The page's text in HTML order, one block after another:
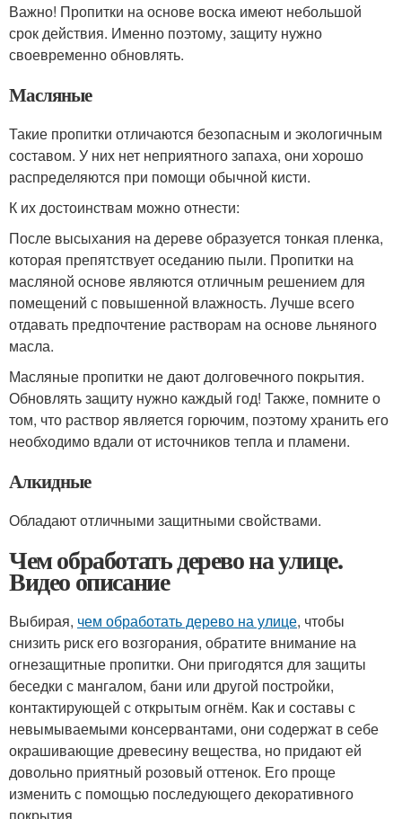
Важно! Пропитки на основе воска имеют небольшой
срок действия. Именно поэтому, защиту нужно
своевременно обновлять.
Масляные
Такие пропитки отличаются безопасным и экологичным
составом. У них нет неприятного запаха, они хорошо
распределяются при помощи обычной кисти.
К их достоинствам можно отнести:
После высыхания на дереве образуется тонкая пленка,
которая препятствует оседанию пыли. Пропитки на
масляной основе являются отличным решением для
помещений с повышенной влажность. Лучше всего
отдавать предпочтение растворам на основе льняного
масла.
Масляные пропитки не дают долговечного покрытия.
Обновлять защиту нужно каждый год! Также, помните о
том, что раствор является горючим, поэтому хранить его
необходимо вдали от источников тепла и пламени.
Алкидные
Обладают отличными защитными свойствами.
Чем обработать дерево на улице.
Видео описание
Выбирая, чем обработать дерево на улице, чтобы
снизить риск его возгорания, обратите внимание на
огнезащитные пропитки. Они пригодятся для защиты
беседки с мангалом, бани или другой постройки,
контактирующей с открытым огнём. Как и составы с
невымываемыми консервантами, они содержат в себе
окрашивающие древесину вещества, но придают ей
довольно приятный розовый оттенок. Его проще
изменить с помощью последующего декоративного